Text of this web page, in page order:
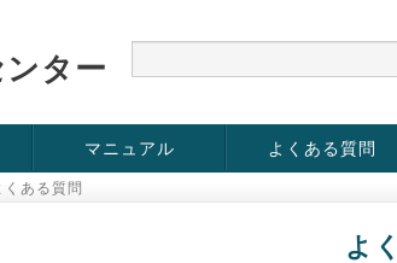
ター
報
マニュアル よくある質問
くある質問
よ